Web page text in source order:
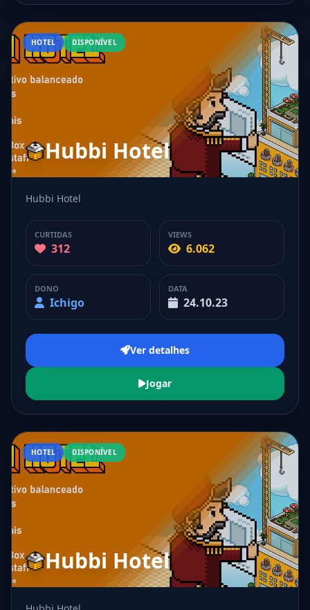
HOTEL DISPONÍVEL
Hubbi Hotel
Hubbi Hotel
CURTIDAS
312
VIEWS
6.062
DONO
Ichigo
DATA
24.10.23
Ver detalhes
Jogar
HOTEL DISPONÍVEL
Hubbi Hotel